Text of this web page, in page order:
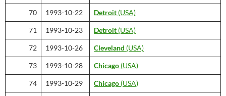
70 1993-10-22 Detroit (USA)
71 1993-10-23 Detroit (USA)
72 1993-10-26 Cleveland (USA)
73 1993-10-28 Chicago (USA)
74 1993-10-29 Chicago (USA)